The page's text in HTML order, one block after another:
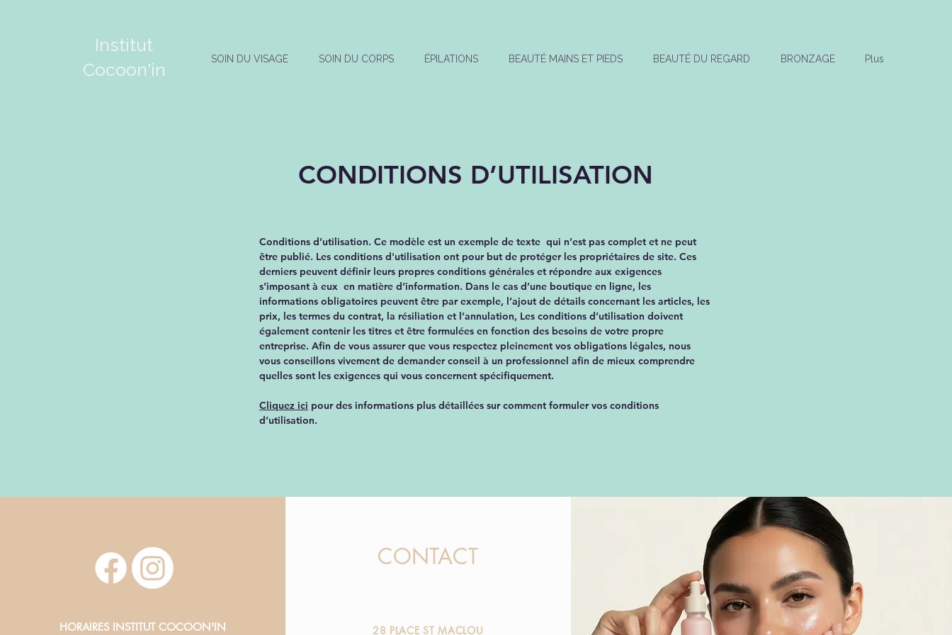
Institut
Cocoon'in
SOIN DU VISAGE SOIN DU CORPS ÉPILATIONS BEAUTÉ MAINS ET PIEDS BEAUTÉ DU REGARD BRONZAGE Plus
CONDITIONS D’UTILISATION
Conditions d’utilisation. Ce modèle est un exemple de texte qui n’est pas complet et ne peut
être publié. Les conditions d'utilisation ont pour but de protéger les propriétaires de site. Ces
derniers peuvent définir leurs propres conditions générales et répondre aux exigences
s’imposant à eux en matière d’information. Dans le cas d’une boutique en ligne, les
informations obligatoires peuvent être par exemple, l’ajout de détails concernant les articles, les
prix, les termes du contrat, la résiliation et l’annulation, Les conditions d’utilisation doivent
également contenir les titres et être formulées en fonction des besoins de votre propre
entreprise. Afin de vous assurer que vous respectez pleinement vos obligations légales, nous
vous conseillons vivement de demander conseil à un professionnel afin de mieux comprendre
quelles sont les exigences qui vous concernent spécifiquement.
Cliquez ici pour des informations plus détaillées sur comment formuler vos conditions
d’utilisation.
HORAIRES INSTITUT COCOON'IN
CONTACT
28 PLACE ST MACLOU